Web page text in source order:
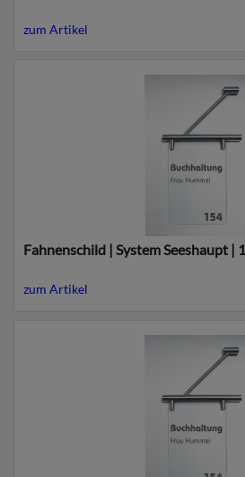
zum Artikel
Fahnenschild | System Seeshaupt |
zum Artikel